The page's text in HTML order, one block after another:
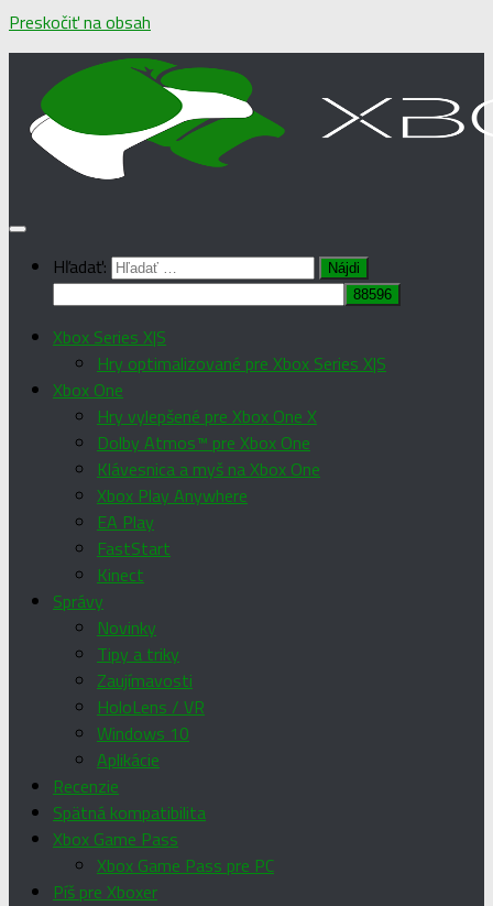
Preskočiť na obsah
Hľadať:
Xbox Series X|S
Hry optimalizované pre Xbox Series X|S
Xbox One
Hry vylepšené pre Xbox One X
Dolby Atmos™ pre Xbox One
Klávesnica a myš na Xbox One
Xbox Play Anywhere
EA Play
FastStart
Kinect
Správy
Novinky
Tipy a triky
Zaujímavosti
HoloLens / VR
Windows 10
Aplikácie
Recenzie
Spätná kompatibilita
Xbox Game Pass
Xbox Game Pass pre PC
Píš pre Xboxer